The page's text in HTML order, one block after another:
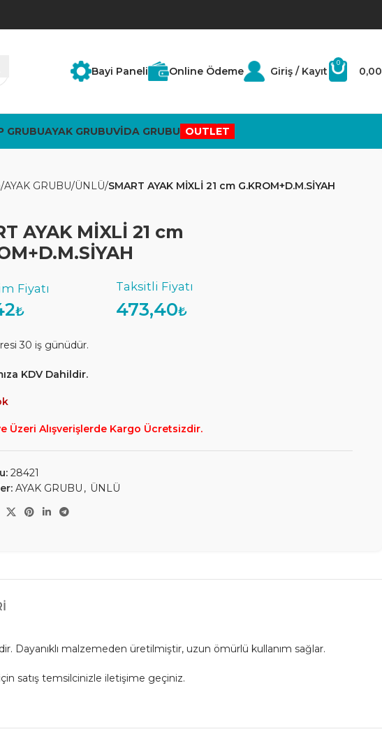
Bayi Paneli Online Ödeme Giriş / Kayıt
0
0,00
GRUBUAYAK GRUBUVİDA GRUBU OUTLET
AYAK GRUBU ÜNLÜ SMART AYAK MİXLİ 21 cm G.KROM+D.M.SİYAH
AYAK MİXLİ 21 cm
₺ 473,40₺
30 iş günüdür.
KDV Dahildir.
Üzeri Alışverişlerde Kargo Ücretsizdir.
28421
AYAK GRUBU , ÜNLÜ
Dayanıklı malzemeden üretilmiştir, uzun ömürlü kullanım sağlar.
satış temsilcinizle iletişime geçiniz.